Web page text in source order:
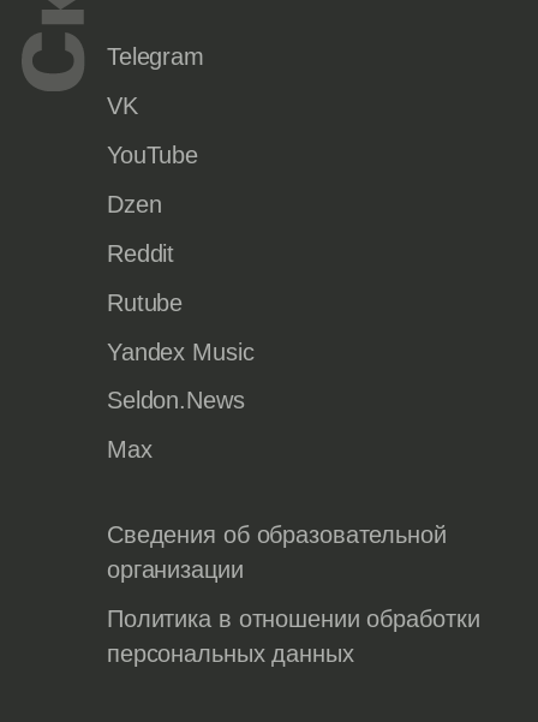
Telegram
VK
YouTube
Dzen
Reddit
Rutube
Yandex Music
Seldon.News
Max
Сведения об образовательной
организации
Политика в отношении обработки
персональных данных